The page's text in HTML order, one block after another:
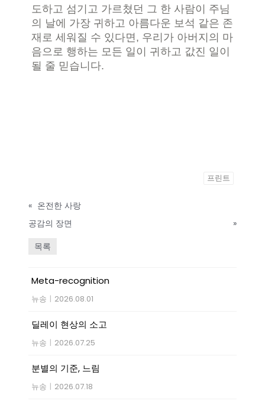
도하고 섬기고 가르쳤던 그 한 사람이 주님
의 날에 가장 귀하고 아름다운 보석 같은 존
재로 세워질 수 있다면, 우리가 아버지의 마
음으로 행하는 모든 일이 귀하고 값진 일이
될 줄 믿습니다.
프린트
« 온전한 사랑
공감의 장면
»
목록
Meta-recognition
뉴송 | 2026.08.01
딜레이 현상의 소고
뉴송 | 2026.07.25
분별의 기준, 느림
뉴송 | 2026.07.18